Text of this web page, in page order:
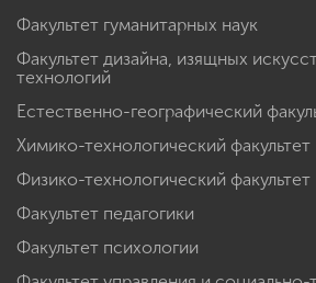
Факультет гуманитарных наук
Факультет дизайна, изящных
технологий
Естественно-географический
Химико-технологический факультет
Физико-технологический факультет
Факультет педагогики
Факультет психологии